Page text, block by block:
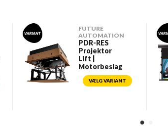
FUTURE
AUTOMATION
PDR-RES
Projektor
Lift |
Motorbeslag
VÆLG VARIANT